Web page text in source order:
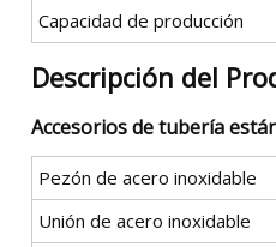
Capacidad de producción
Descripción del
Accesorios de tubería
Pezón de acero inoxidable
Unión de acero inoxidable